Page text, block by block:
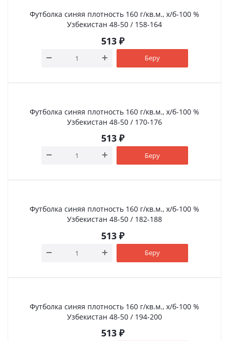
Футболка синяя плотность 160 г/кв.м., х/б-100 %
Узбекистан 48-50 / 158-164
513 ₽
Беру
Футболка синяя плотность 160 г/кв.м., х/б-100 %
Узбекистан 48-50 / 170-176
513 ₽
Беру
Футболка синяя плотность 160 г/кв.м., х/б-100 %
Узбекистан 48-50 / 182-188
513 ₽
Беру
Футболка синяя плотность 160 г/кв.м., х/б-100 %
Узбекистан 48-50 / 194-200
513 ₽